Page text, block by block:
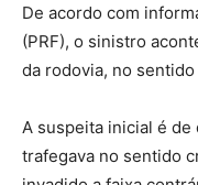
De acordo com
(PRF), o sinistro
da rodovia, no
A suspeita inicial é
trafegava no sentido